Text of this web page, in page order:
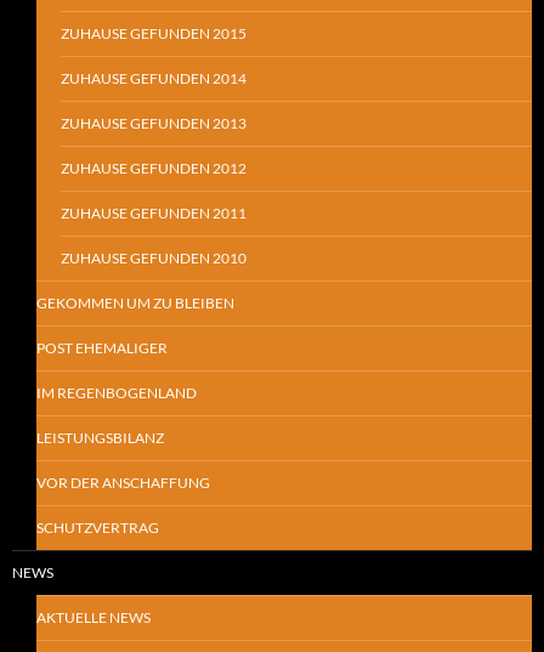
ZUHAUSE GEFUNDEN 2015
ZUHAUSE GEFUNDEN 2014
ZUHAUSE GEFUNDEN 2013
ZUHAUSE GEFUNDEN 2012
ZUHAUSE GEFUNDEN 2011
ZUHAUSE GEFUNDEN 2010
GEKOMMEN UM ZU BLEIBEN
POST EHEMALIGER
IM REGENBOGENLAND
LEISTUNGSBILANZ
VOR DER ANSCHAFFUNG
SCHUTZVERTRAG
NEWS
AKTUELLE NEWS